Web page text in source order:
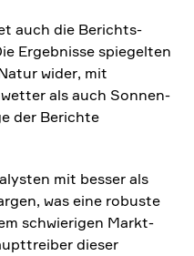
auch die Berichts­
Ergeb­nisse spiegelten
wider, mit
als auch Sonnen­
der Berichte
mit besser als
was eine robuste
schwie­rigen Markt­
dieser